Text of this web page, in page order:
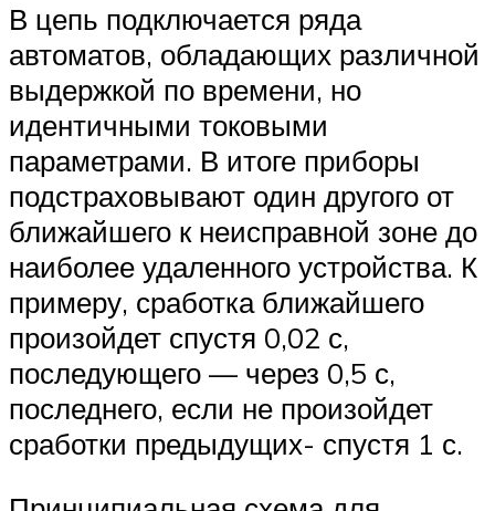
В цепь подключается ряда
автоматов, обладающих различной
выдержкой по времени, но
идентичными токовыми
параметрами. В итоге приборы
подстраховывают один другого от
ближайшего к неисправной зоне до
наиболее удаленного устройства. К
примеру, сработка ближайшего
произойдет спустя 0,02 с,
последующего — через 0,5 с,
последнего, если не произойдет
сработки предыдущих- спустя 1 с.